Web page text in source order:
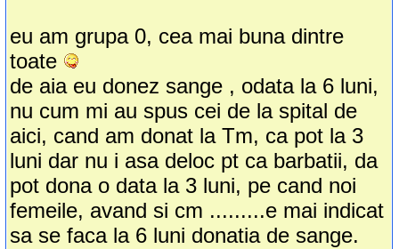
eu am grupa 0, cea mai buna dintre
toate
de aia eu donez sange , odata la 6 luni,
nu cum mi au spus cei de la spital de
aici, cand am donat la Tm, ca pot la 3
luni dar nu i asa deloc pt ca barbatii, da
pot dona o data la 3 luni, pe cand noi
femeile, avand si cm .........e mai indicat
sa se faca la 6 luni donatia de sange.